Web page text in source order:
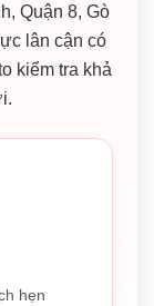
Quận 8, Gò
lân cận có
kiểm tra khả
hẹn